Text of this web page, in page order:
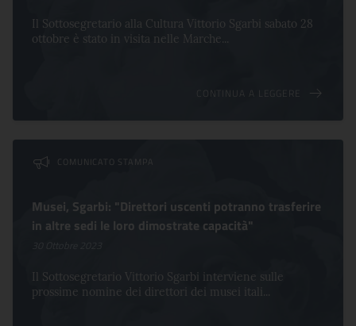
Il Sottosegretario alla Cultura Vittorio Sgarbi sabato 28
ottobre è stato in visita nelle Marche...
CONTINUA A LEGGERE
COMUNICATO STAMPA
Musei, Sgarbi: "Direttori uscenti potranno trasferire
in altre sedi le loro dimostrate capacità"
Il Sottosegretario Vittorio Sgarbi interviene sulle
prossime nomine dei direttori dei musei itali...